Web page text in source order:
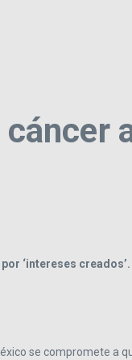
‘intereses creados’.
se compromete a